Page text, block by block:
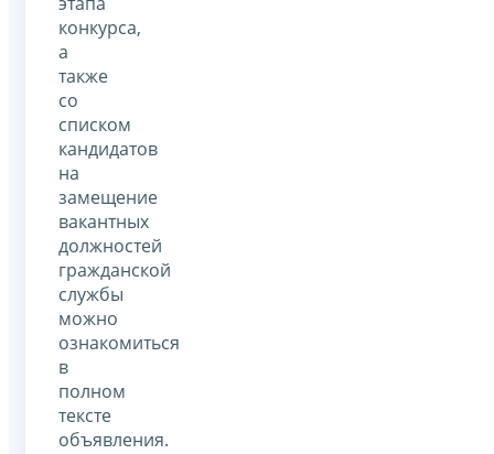
конкурса,
а
также
со
списком
кандидатов
на
замещение
вакантных
должностей
гражданской
службы
можно
ознакомиться
в
полном
тексте
объявления.